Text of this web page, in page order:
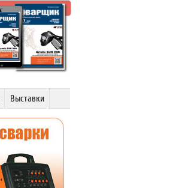
Выставки